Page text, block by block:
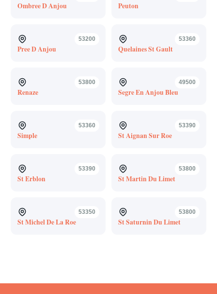
Ombree D Anjou Peuton
53200
Pree D Anjou
53360
Quelaines St Gault
53800
Renaze
49500
Segre En Anjou Bleu
53360
Simple
53390
St Aignan Sur Roe
53390
St Erblon
53800
St Martin Du Limet
53350
St Michel De La Roe
53800
St Saturnin Du Limet